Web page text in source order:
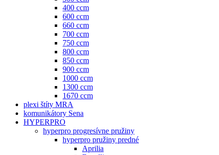
400 ccm
600 ccm
660 ccm
700 ccm
750 ccm
800 ccm
850 ccm
900 ccm
1000 ccm
1300 ccm
1670 ccm
plexi štíty MRA
komunikátory Sena
HYPERPRO
hyperpro progresívne pružiny
hyperpro pružiny predné
Aprilia